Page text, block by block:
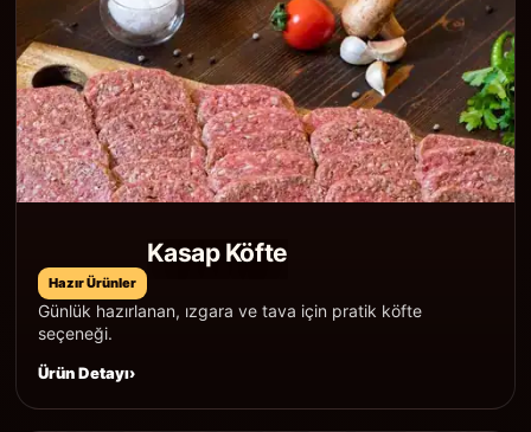
Hazır Ürünler
Kasap Köfte
Günlük hazırlanan, ızgara ve tava için pratik köfte
seçeneği.
Ürün Detayı